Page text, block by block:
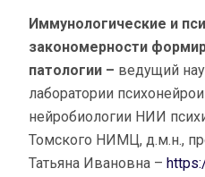
Иммунологические и
закономерности
патологии – ведущий
лаборатории
нейробиологии НИИ
Томского НИМЦ, д.м.н.,
Татьяна Ивановна –